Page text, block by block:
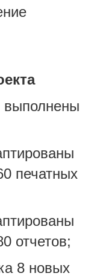
выполнены
печатных
отчетов;
8 новых